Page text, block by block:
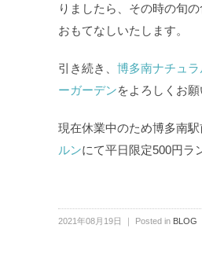
りましたら、その時の旬
おもてなしいたします。
引き続き、 博多南ナチュ
ーガーデンをよろしくお願
現在休業中のため博多南
ルンにて平日限定500円ラ
2021年08月19日 ｜ Posted in BLOG